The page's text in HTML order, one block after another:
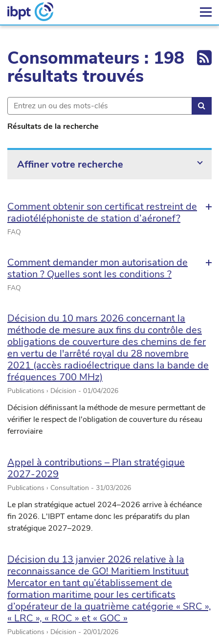
Consommateurs : 198
résultats trouvés
Résultats de la recherche
Affiner votre recherche
Comment obtenir son certificat restreint de
radiotéléphoniste de station d’aéronef?
FAQ
Comment demander mon autorisation de
station ? Quelles sont les conditions ?
FAQ
Décision du 10 mars 2026 concernant la
méthode de mesure aux fins du contrôle des
obligations de couverture des chemins de fer
en vertu de l'arrêté royal du 28 novembre
2021 (accès radioélectrique dans la bande de
fréquences 700 MHz)
Publications › Décision - 01/04/2026
Décision définissant la méthode de mesure permettant de
vérifier le respect de l'obligation de couverture du réseau
ferroviaire
Appel à contributions – Plan stratégique
2027-2029
Publications › Consultation - 31/03/2026
Le plan stratégique actuel 2024–2026 arrive à échéance
fin 2026. L'IBPT entame donc les préparatifs du plan
stratégique 2027–2029.
Décision du 13 janvier 2026 relative à la
reconnaissance de GO! Maritiem Instituut
Mercator en tant qu’établissement de
formation maritime pour les certificats
d’opérateur de la quatrième catégorie « SRC »,
« LRC », « ROC » et « GOC »
Publications › Décision - 20/01/2026